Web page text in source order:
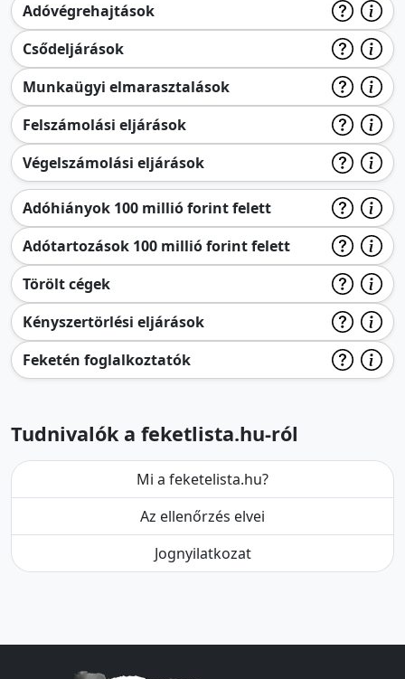
Adóvégrehajtások
Csődeljárások
Munkaügyi elmarasztalások
Felszámolási eljárások
Végelszámolási eljárások
Adóhiányok 100 millió forint felett
Adótartozások 100 millió forint felett
Törölt cégek
Kényszertörlési eljárások
Feketén foglalkoztatók
Tudnivalók a feketlista.hu-ról
Mi a feketelista.hu?
Az ellenőrzés elvei
Jognyilatkozat